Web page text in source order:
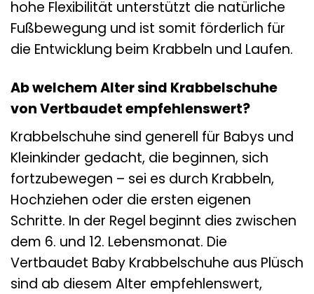
hohe Flexibilität unterstützt die natürliche
Fußbewegung und ist somit förderlich für
die Entwicklung beim Krabbeln und Laufen.
Ab welchem Alter sind Krabbelschuhe
von Vertbaudet empfehlenswert?
Krabbelschuhe sind generell für Babys und
Kleinkinder gedacht, die beginnen, sich
fortzubewegen – sei es durch Krabbeln,
Hochziehen oder die ersten eigenen
Schritte. In der Regel beginnt dies zwischen
dem 6. und 12. Lebensmonat. Die
Vertbaudet Baby Krabbelschuhe aus Plüsch
sind ab diesem Alter empfehlenswert,